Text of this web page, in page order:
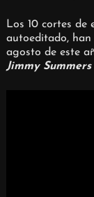
Los 10 cortes de
autoeditado,
agosto de este
Jimmy Summers